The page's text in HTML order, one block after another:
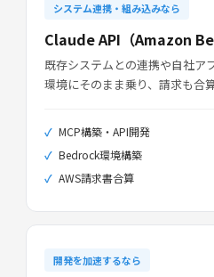
システム連携・組み込みなら
Claude API（Amazon
既存システムとの連携や自社ア
環境にそのまま乗り、請求も合
MCP構築・API開発
Bedrock環境構築
AWS請求書合算
開発を加速するなら